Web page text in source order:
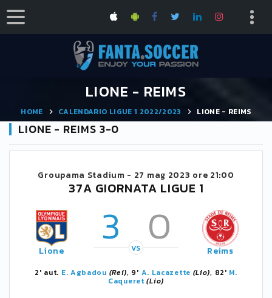
LIONE - REIMS
HOME CALENDARIO LIGUE 1 2022/2023 LIONE - REIMS
LIONE - REIMS 3-0
Groupama Stadium - 27 mag 2023 ore 21:00
37A GIORNATA LIGUE 1
Lione 3 0
VS Reims
2' aut. E. Agbadou (Rei), 9' A. Lacazette (Lio), 82' M.
Caqueret (Lio)